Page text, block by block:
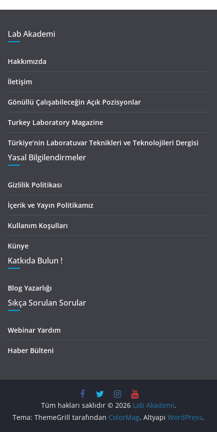
Lab Akademi
Hakkımızda
İletişim
Gönüllü Çalışabileceğin Açık Pozisyonlar
Turkey Laboratory Magazine
Türkiye’nin Laboratuvar Teknikleri ve Teknolojileri Dergisi
Yasal Bilgilendirmeler
Gizlilik Politikası
İçerik ve Yayın Politikamız
Kullanım Koşulları
Künye
Katkıda Bulun !
Blog Yazarlığı
Sıkça Sorulan Sorular
Webinar Yardım
Haber Bülteni
Tüm hakları saklıdır © 2026 Lab Akademi.
Tema: ThemeGrill tarafından ColorMag. Altyapı WordPress.